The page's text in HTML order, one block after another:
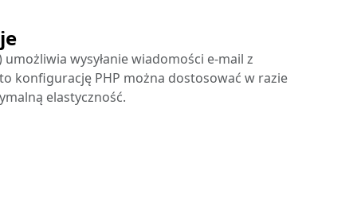
umożliwia wysyłanie wiadomości e-mail z
konfigurację PHP można dostosować w razie
elastyczność.